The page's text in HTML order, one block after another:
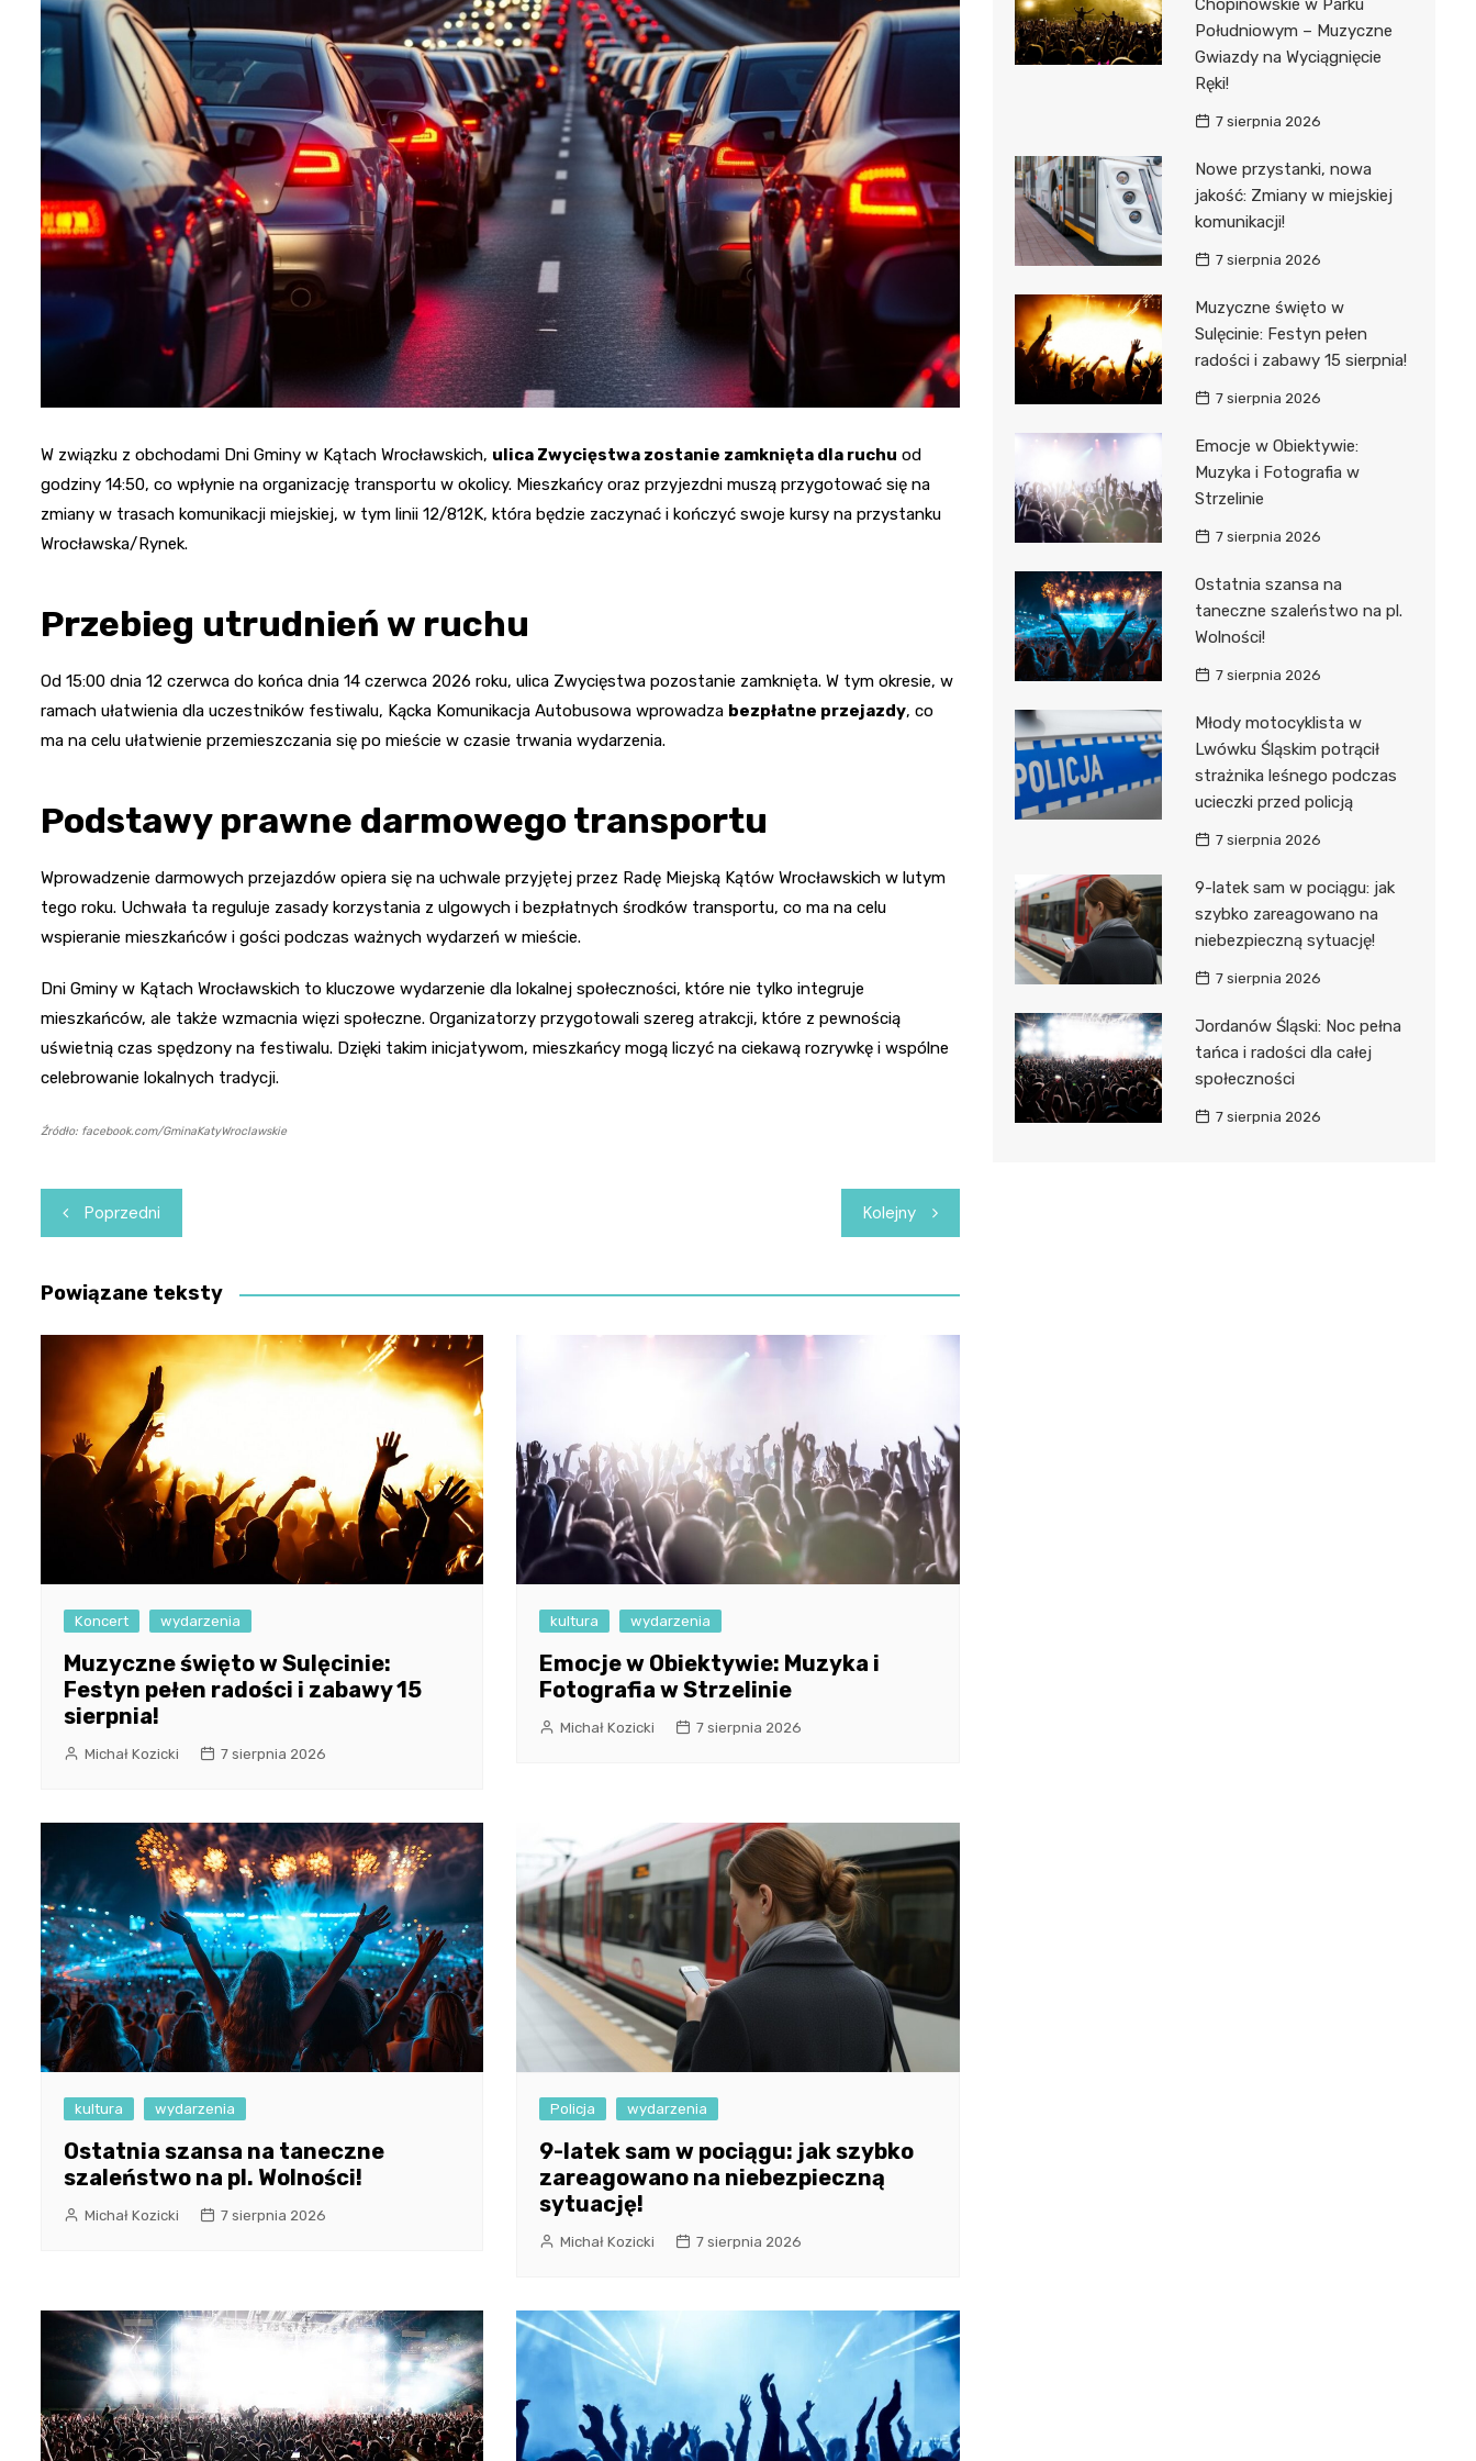
Fryzjer
Kino
Poczta
W związku z obchodami Dni Gminy w Kątach Wrocławskich, ulica Zwycięstwa zostanie zamknięta dla ruchu od
godziny 14:50, co wpłynie na organizację transportu w okolicy. Mieszkańcy oraz przyjezdni muszą przygotować się na
zmiany w trasach komunikacji miejskiej, w tym linii 12/812K, która będzie zaczynać i kończyć swoje kursy na przystanku
Wrocławska/Rynek.
Przebieg utrudnień w ruchu
Od 15:00 dnia 12 czerwca do końca dnia 14 czerwca 2026 roku, ulica Zwycięstwa pozostanie zamknięta. W tym okresie, w
ramach ułatwienia dla uczestników festiwalu, Kącka Komunikacja Autobusowa wprowadza bezpłatne przejazdy, co
ma na celu ułatwienie przemieszczania się po mieście w czasie trwania wydarzenia.
Podstawy prawne darmowego transportu
Wprowadzenie darmowych przejazdów opiera się na uchwale przyjętej przez Radę Miejską Kątów Wrocławskich w lutym
tego roku. Uchwała ta reguluje zasady korzystania z ulgowych i bezpłatnych środków transportu, co ma na celu
wspieranie mieszkańców i gości podczas ważnych wydarzeń w mieście.
Dni Gminy w Kątach Wrocławskich to kluczowe wydarzenie dla lokalnej społeczności, które nie tylko integruje
mieszkańców, ale także wzmacnia więzi społeczne. Organizatorzy przygotowali szereg atrakcji, które z pewnością
uświetnią czas spędzony na festiwalu. Dzięki takim inicjatywom, mieszkańcy mogą liczyć na ciekawą rozrywkę i wspólne
celebrowanie lokalnych tradycji.
Źródło: facebook.com/GminaKatyWroclawskie
Nawigacja
wpisu
Poprzedni Kolejny
Powiązane teksty
Koncert wydarzenia
Muzyczne święto w Sulęcinie:
Festyn pełen radości i zabawy 15
sierpnia!
Michał Kozicki 7 sierpnia 2026
kultura wydarzenia
Emocje w Obiektywie: Muzyka i
Fotografia w Strzelinie
Michał Kozicki 7 sierpnia 2026
kultura wydarzenia
Ostatnia szansa na taneczne
szaleństwo na pl. Wolności!
Michał Kozicki 7 sierpnia 2026
Policja wydarzenia
9-latek sam w pociągu: jak szybko
zareagowano na niebezpieczną
sytuację!
Michał Kozicki 7 sierpnia 2026
Chopinowskie w Parku
Południowym – Muzyczne
Gwiazdy na Wyciągnięcie
Ręki!
7 sierpnia 2026
Nowe przystanki, nowa
jakość: Zmiany w miejskiej
komunikacji!
7 sierpnia 2026
Muzyczne święto w
Sulęcinie: Festyn pełen
radości i zabawy 15 sierpnia!
7 sierpnia 2026
Emocje w Obiektywie:
Muzyka i Fotografia w
Strzelinie
7 sierpnia 2026
Ostatnia szansa na
taneczne szaleństwo na pl.
Wolności!
7 sierpnia 2026
Młody motocyklista w
Lwówku Śląskim potrącił
strażnika leśnego podczas
ucieczki przed policją
7 sierpnia 2026
9-latek sam w pociągu: jak
szybko zareagowano na
niebezpieczną sytuację!
7 sierpnia 2026
Jordanów Śląski: Noc pełna
tańca i radości dla całej
społeczności
7 sierpnia 2026